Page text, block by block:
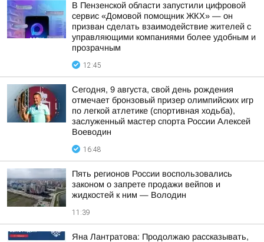
В Пензенской области запустили цифровой
сервис «Домовой помощник ЖКХ» — он
призван сделать взаимодействие жителей с
управляющими компаниями более удобным и
прозрачным
12:45
Сегодня, 9 августа, свой день рождения
отмечает бронзовый призер олимпийских игр
по легкой атлетике (спортивная ходьба),
заслуженный мастер спорта России Алексей
Воеводин
16:48
Пять регионов России воспользовались
законом о запрете продажи вейпов и
жидкостей к ним — Володин
11:39
Яна Лантратова: Продолжаю рассказывать,